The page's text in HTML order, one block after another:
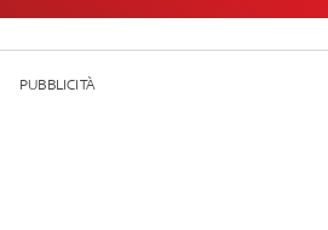
PUBBLICITÀ